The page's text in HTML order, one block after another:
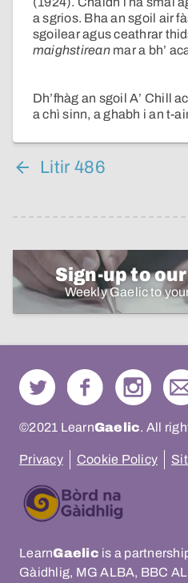
a sgrios. Bha an sgoil air
sgoilear agus ceathrar
maighstireanmar a bh’
Dh’fhàg an sgoil A’ Chill
a chì sinn, a ghabh i an t-
Litir 486
Sign-up to
Weekly Gaelic to
©2021 LearnGaelic. All
Privacy Cookie Policy
LearnGaelic is a
Gàidhlig, MG ALBA, BBC